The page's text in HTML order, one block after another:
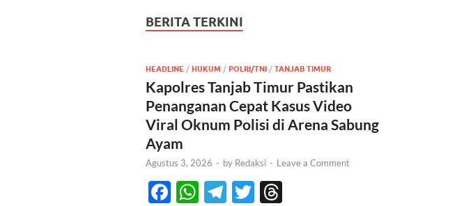
BERITA TERKINI
HEADLINE /HUKUM /POLRI/TNI /TANJAB TIMUR
Kapolres Tanjab Timur Pastikan
Penanganan Cepat Kasus Video
Viral Oknum Polisi di Arena Sabung
Ayam
Agustus 3, 2026 - by Redaksi - Leave a Comment
F
W T
T